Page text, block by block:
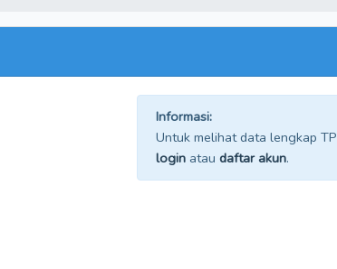
Informasi:
Untuk melihat data lengkap
login atau daftar akun.